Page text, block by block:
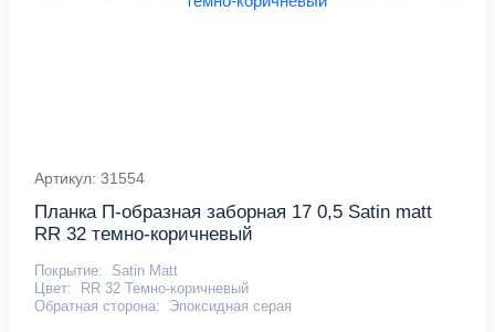
Артикул: 31554
Планка П-образная заборная 17 0,5 Satin matt
RR 32 темно-коричневый
Покрытие:
Satin Matt
Цвет:
RR 32 Темно-коричневый
Обратная сторона:
Эпоксидная серая